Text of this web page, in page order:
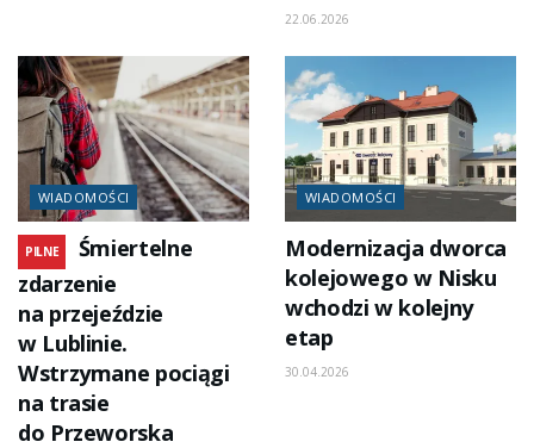
22.06.2026
WIADOMOŚCI
PILNE
Śmiertelne
zdarzenie
na przejeździe
w Lublinie.
Wstrzymane pociągi
na trasie
do Przeworska
WIADOMOŚCI
Modernizacja dworca
kolejowego w Nisku
wchodzi w kolejny
etap
30.04.2026